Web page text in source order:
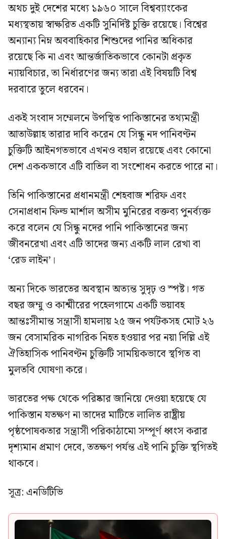
অথচ দুই দেশের মধ্যে ১৯৬০ সালে বিশ্বব্যাংকের
মধ্যস্থতায় স্বাক্ষরিত একটি সুনির্দিষ্ট চুক্তি রয়েছে। বিশ্বের
অন্যান্য নিম্ন অববাহিকার শিশুদের পানির অধিকার
রয়েছে কি না এবং আন্তর্জাতিকভাবে কোনটা প্রকৃত
ন্যায়বিচার, তা নির্ধারণের জন্য তারা এই বিষয়টি বিশ্ব
দরবারে তুলে ধরবেন।
একই সংবাদ সম্মেলনে উপস্থিত পাকিস্তানের তথ্যমন্ত্রী
আতাউল্লাহ তারার দাবি করেন যে সিন্ধু নদ পানিবণ্টন
চুক্তিটি আইনগতভাবে এখনও বহাল রয়েছে এবং কোনো
দেশ এককভাবে এটি বাতিল বা সংশোধন করতে পারে না।
তিনি পাকিস্তানের প্রধানমন্ত্রী শেহবাজ শরিফ এবং
সেনাপ্রধান ফিল্ড মার্শাল অসীম মুনিরের বক্তব্য পুনর্ব্যক্ত
করে বলেন যে সিন্ধু নদের পানি পাকিস্তানের জন্য
জীবনরেখা এবং এটি তাদের জন্য একটি লাল রেখা বা
‘রেড লাইন’।
অন্য দিকে ভারতের অবস্থান অত্যন্ত সুদৃঢ় ও স্পষ্ট। গত
বছর জম্মু ও কাশ্মীরের পহেলগামে একটি ভয়াবহ
আন্তঃসীমান্ত সন্ত্রাসী হামলায় ২৫ জন পর্যটকসহ মোট ২৬
জন বেসামরিক নাগরিক নিহত হওয়ার পর নয়া দিল্লি এই
ঐতিহাসিক পানিবণ্টন চুক্তিটি সাময়িকভাবে স্থগিত বা
মুলতবি ঘোষণা করে।
ভারতের পক্ষ থেকে পরিষ্কার জানিয়ে দেওয়া হয়েছে যে
পাকিস্তান যতক্ষণ না তাদের মাটিতে লালিত রাষ্ট্রীয়
পৃষ্ঠপোষকতার সন্ত্রাসী পরিকাঠামো সম্পূর্ণ ধ্বংস করার
দৃশ্যমান প্রমাণ দেবে, ততক্ষণ পর্যন্ত এই পানি চুক্তি স্থগিতই
থাকবে।
সূত্র: এনডিটিভি